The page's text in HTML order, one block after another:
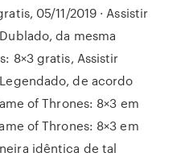
05/11/2019 · Assistir
da mesma
8×3 gratis, Assistir
de acordo
of Thrones: 8×3 em
of Thrones: 8×3 em
idêntica de tal